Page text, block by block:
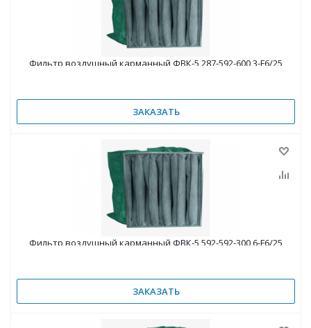
Фильтр воздушный карманный ФВК-5 287-592-600 3-F6/25
ЗАКАЗАТЬ
Фильтр воздушный карманный ФВК-5 592-592-300 6-F6/25
ЗАКАЗАТЬ